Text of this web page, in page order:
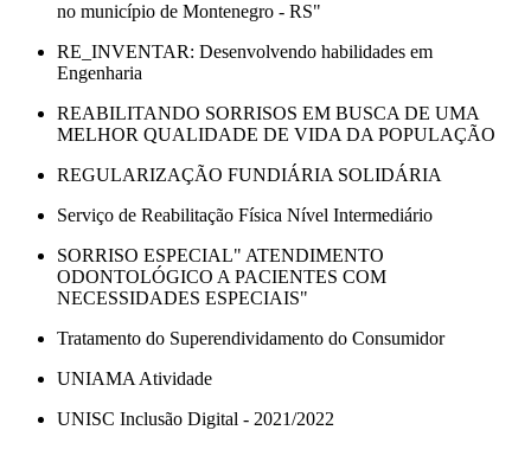
no município de Montenegro - RS"
RE_INVENTAR: Desenvolvendo habilidades em
Engenharia
REABILITANDO SORRISOS EM BUSCA DE UMA
MELHOR QUALIDADE DE VIDA DA POPULAÇÃO
REGULARIZAÇÃO FUNDIÁRIA SOLIDÁRIA
Serviço de Reabilitação Física Nível Intermediário
SORRISO ESPECIAL" ATENDIMENTO
ODONTOLÓGICO A PACIENTES COM
NECESSIDADES ESPECIAIS"
Tratamento do Superendividamento do Consumidor
UNIAMA Atividade
UNISC Inclusão Digital - 2021/2022